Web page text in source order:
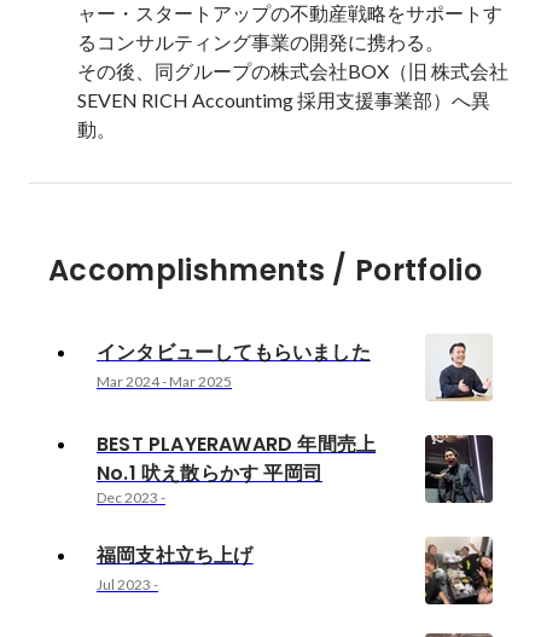
ャー・スタートアップの不動産戦略をサポートす
るコンサルティング事業の開発に携わる。
その後、同グループの株式会社BOX（旧 株式会社
SEVEN RICH Accountimg 採用支援事業部）へ異
動。
Accomplishments / Portfolio
インタビューしてもらいました
Mar 2024- Mar 2025
BEST PLAYERAWARD 年間売上
No.1 吠え散らかす 平岡司
Dec 2023 -
福岡支社立ち上げ
Jul 2023 -